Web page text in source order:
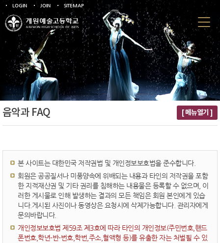
LOGIN JOIN SITEMAP
음악과 FAQ [ 메뉴열기 ]
본 사이트는 대한민국 저작권법 및 개인정보보호법을 준수합니다.
회원은 공공질서나 미풍양속에 위배되는 내용과 타인의 저작권을 포함
한 지적재산권 및 기타 권리를 침해하는 내용물은 등록할 수 없으며, 이
러한 게시물로 인해 발생하는 결과의 모든 책임은 회원 본인에게 있습
니다.게시된 사진이나 동영상은 요청시에 삭제가능합니다. 관리자에게
문의바랍니다.
개인정보보호법 제59조 제3호에 따라 타인의 개인정보(주민번호,핸드
폰번호,학년-반-번호,학번,주소,혈액형 등)를 유출한 자는 처벌될 수 있